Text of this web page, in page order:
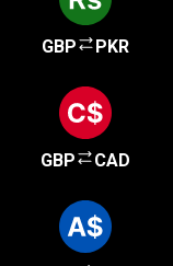
GBP PKR
GBP CAD